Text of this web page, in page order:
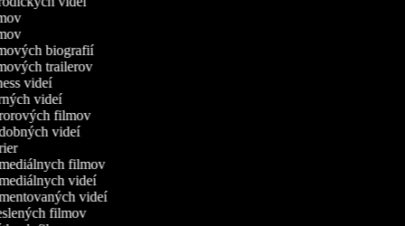
biografií
trailerov
videí
videí
filmov
videí
filmov
videí
videí
filmov